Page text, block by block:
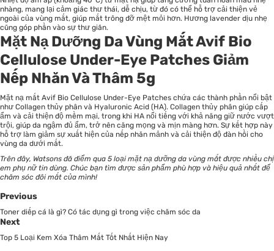
nhàng, mang lại cảm giác thư thái, dễ chịu, từ đó có thể hỗ trợ cải thiện vẻ
ngoài của vùng mắt, giúp mắt trông đỡ mệt mỏi hơn. Hương lavender dịu nhẹ
cũng góp phần vào sự thư giãn.
Mặt Nạ Dưỡng Da Vùng Mắt Avif Bio
Cellulose Under-Eye Patches Giảm
Nếp Nhăn Và Thâm 5g
Mặt nạ mắt Avif Bio Cellulose Under-Eye Patches chứa các thành phần nổi bật
như Collagen thủy phân và Hyaluronic Acid (HA). Collagen thủy phân giúp cấp
ẩm và cải thiện độ mềm mại, trong khi HA nổi tiếng với khả năng giữ nước vượt
trội, giúp da ngậm đủ ẩm, trở nên căng mọng và mịn màng hơn. Sự kết hợp này
hỗ trợ làm giảm sự xuất hiện của nếp nhăn mảnh và cải thiện độ đàn hồi cho
vùng da dưới mắt.
Trên đây, Watsons đã điểm qua 5 loại mặt nạ dưỡng da vùng mắt được nhiều chị
em phụ nữ tin dùng. Chúc bạn tìm được sản phẩm phù hợp và hiệu quả nhất để
chăm sóc đôi mắt của mình!
Previous
Toner diếp cá là gì? Có tác dụng gì trong việc chăm sóc da
Next
Top 5 Loại Kem Xóa Thâm Mắt Tốt Nhất Hiện Nay